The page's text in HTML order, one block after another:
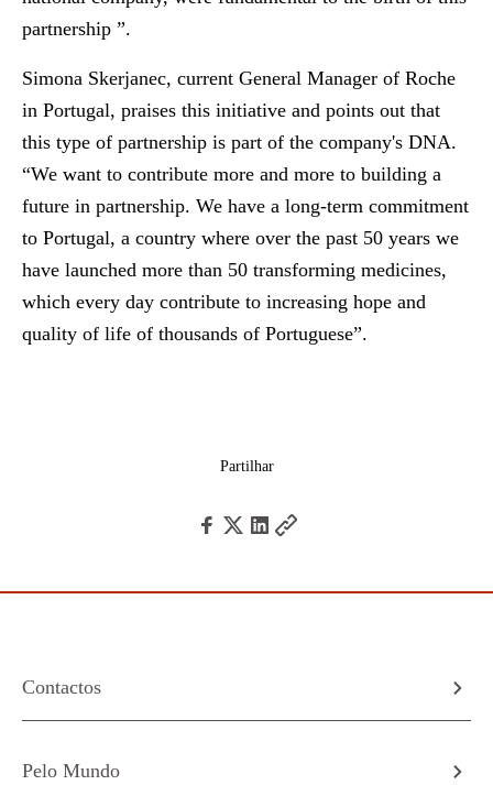
partnership ”.
Simona Skerjanec, current General Manager of Roche
in Portugal, praises this initiative and points out that
this type of partnership is part of the company's DNA.
“We want to contribute more and more to building a
future in partnership. We have a long-term commitment
to Portugal, a country where over the past 50 years we
have launched more than 50 transforming medicines,
which every day contribute to increasing hope and
quality of life of thousands of Portuguese”.
Partilhar
Contactos
Pelo Mundo